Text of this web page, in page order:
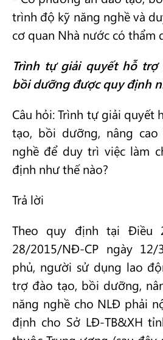
trình độ kỹ năng nghề và
cơ quan Nhà nước có thẩm
Trình tự giải quyết hỗ
bồi dưỡng được quy định
Câu hỏi: Trình tự giải quyết
tạo, bồi dưỡng, nâng
nghề để duy trì việc làm
định như thế nào?
Trả lời
Theo quy định tại Điều
28/2015/NĐ-CP ngày 12/
phủ, người sử dụng lao
trợ đào tạo, bồi dưỡng,
năng nghề cho NLĐ phải
định cho Sở LĐ-TB&XH